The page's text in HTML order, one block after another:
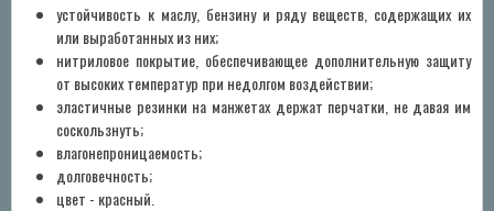
устойчивость к маслу, бензину и ряду веществ, содержащих их
или выработанных из них;
нитриловое покрытие, обеспечивающее дополнительную защиту
от высоких температур при недолгом воздействии;
эластичные резинки на манжетах держат перчатки, не давая им
соскользнуть;
влагонепроницаемость;
долговечность;
цвет - красный.